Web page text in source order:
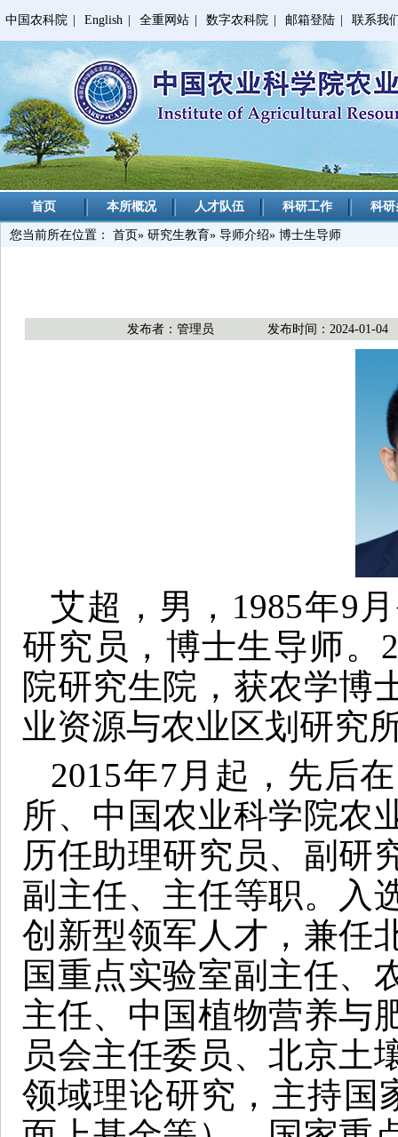
中国农科院 English 全重网站 数字农科院 邮箱登陆 联系我
首页 本所概况 人才队伍 科研工作 科
您当前所在位置： 首页» 研究生教育» 导师介绍» 博士生导师
发布者：管理员 发布时间：2024-01-04
艾超，男，1985年9
研究员，博士生导师。
院研究生院，获农学博
业资源与农业区划研究
2015年7月起，先后
所、中国农业科学院农
历任助理研究员、副研
副主任、主任等职。入
创新型领军人才，兼任
国重点实验室副主任、
主任、中国植物营养与
员会主任委员、北京土
领域理论研究，主持国